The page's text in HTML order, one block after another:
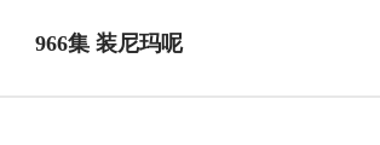
966集 装尼玛呢